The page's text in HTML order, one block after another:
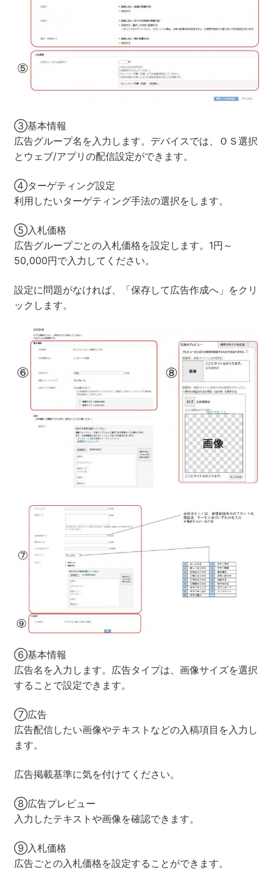
③基本情報
広告グループ名を入力します。デバイスでは、ＯＳ選択
とウェブ/アプリの配信設定ができます。
④ターゲティング設定
利用したいターゲティング手法の選択をします。
⑤入札価格
広告グループごとの入札価格を設定します。1円～
50,000円で入力してください。
設定に問題がなければ、「保存して広告作成へ」をクリ
ックします。
⑥基本情報
広告名を入力します。広告タイプは、画像サイズを選択
することで設定できます。
⑦広告
広告配信したい画像やテキストなどの入稿項目を入力し
ます。
広告掲載基準に気を付けてください。
⑧広告プレビュー
入力したテキストや画像を確認できます。
⑨入札価格
広告ごとの入札価格を設定することができます。